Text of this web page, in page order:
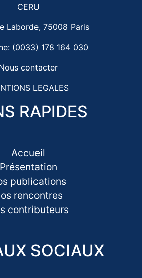
CERU
Laborde, 75008 Paris
(0033) 178 164 030
contacter
LEGALES
RAPIDES
Accueil
Présentation
publications
rencontres
contributeurs
SOCIAUX